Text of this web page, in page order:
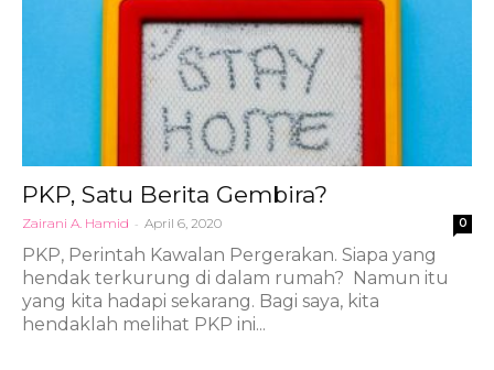
PKP, Satu Berita Gembira?
Zairani A. Hamid - April 6, 2020 0
PKP, Perintah Kawalan Pergerakan. Siapa yang
hendak terkurung di dalam rumah? Namun itu
yang kita hadapi sekarang. Bagi saya, kita
hendaklah melihat PKP ini...